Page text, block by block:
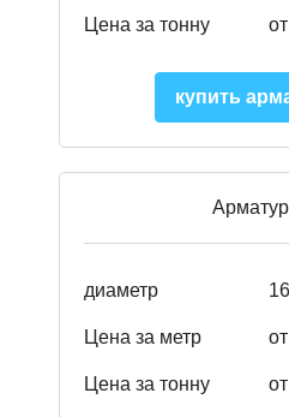
Цена за тонну
купить
диаметр
Цена за метр
Цена за тонну